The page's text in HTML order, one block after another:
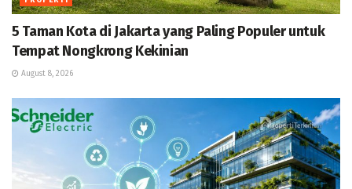
5 Taman Kota di Jakarta yang Paling Populer untuk
Tempat Nongkrong Kekinian
August 8, 2026